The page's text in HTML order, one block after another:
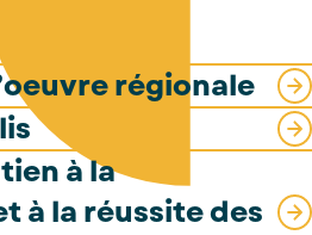
régionale
à la
à la réussite des